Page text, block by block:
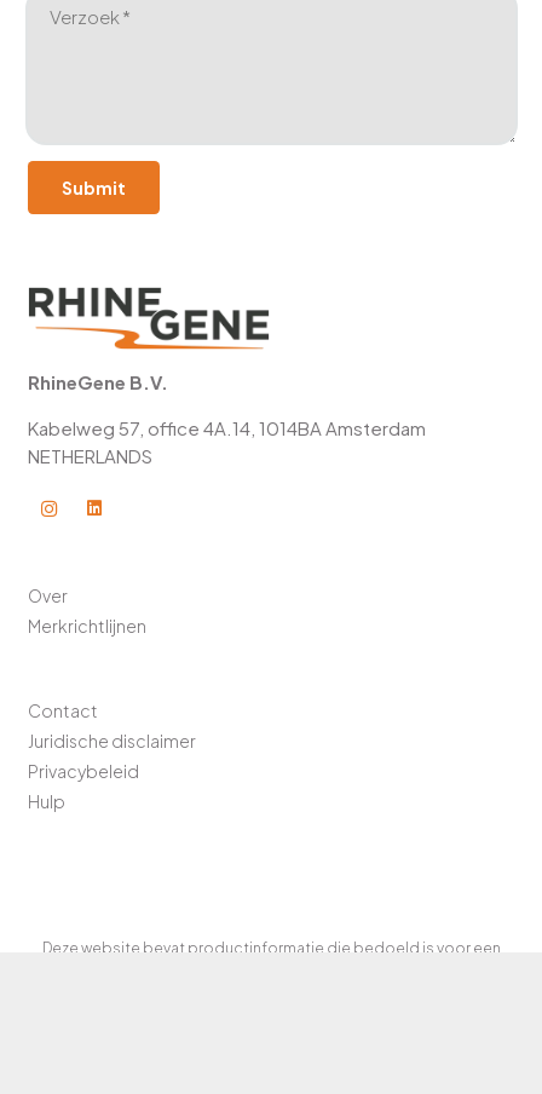
Verzoek *
Submit
RhineGene B.V.
Kabelweg 57, office 4A.14, 1014BA Amsterdam
NETHERLANDS
Over
Merkrichtlijnen
Contact
Juridische disclaimer
Privacybeleid
Hulp
Deze website bevat productinformatie die bedoeld is voor een